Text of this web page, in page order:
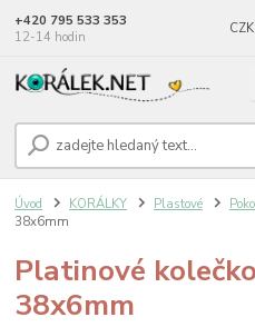
+420 795 533 353
12-14 hodin
Úvod KORÁLKY Plastové
38x6mm
Platinové
38x6mm